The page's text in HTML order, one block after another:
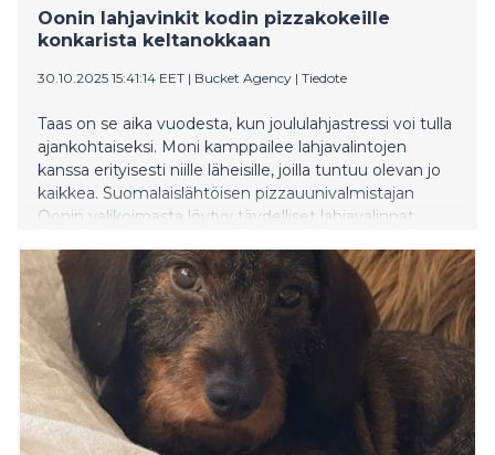
Oonin lahjavinkit kodin pizzakokeille
konkarista keltanokkaan
30.10.2025 15:41:14 EET | Bucket Agency | Tiedote
Taas on se aika vuodesta, kun joululahjastressi voi tulla
ajankohtaiseksi. Moni kamppailee lahjavalintojen
kanssa erityisesti niille läheisille, joilla tuntuu olevan jo
kaikkea. Suomalaislähtöisen pizzauunivalmistajan
Oonin valikoimasta löytyy täydelliset lahjavalinnat
muut uusinta teknologiaa ja hyvää ruokaa arvostavat
kotikokit konkarista noviisiin saavat tänä vuonna
mieleisensä lahjan Oonin tuotteista. Alta löytyy lista
Oonin kuratoimista lahjatärpeistä vuodelle 2025 sekä
resepti jouluiseen Margherita-pizzatähteen.